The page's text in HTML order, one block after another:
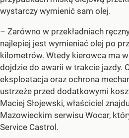
wystarczy wymienić sam olej.
– Zarówno w przekładniach
najlepiej jest wymieniać olej po
kilometrów. Wtedy kierowca ma
dojdzie do awarii w trakcie jazdy.
eksploatacja oraz ochrona
ustrzeże przed dodatkowymi
Maciej Słojewski, właściciel
Mazowieckim serwisu Wocar,
Service Castrol.